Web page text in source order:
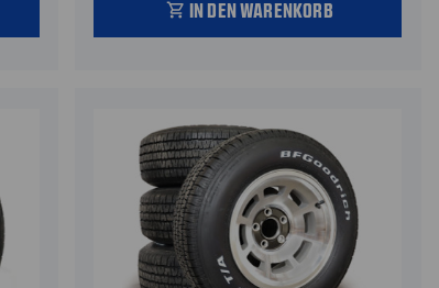
shopping_cart IN DEN WARENKORB